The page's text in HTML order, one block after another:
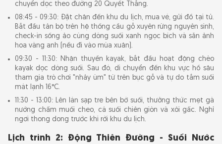
chuyển dọc theo đường 20 Quyết Thắng.
08:45 - 09:30: Đặt chân đến khu du lịch, mua vé, gửi đồ tại tủ.
Bắt đầu tản bộ trên hệ thống cầu gỗ xuyên rừng nguyên sinh,
check-in sống ảo cùng dòng suối xanh ngọc bích và săn ảnh
hoa vàng anh (nếu đi vào mùa xuân).
09:30 - 11:30: Nhận thuyền kayak, bắt đầu hoạt động chèo
kayak dọc dòng suối. Sau đó, di chuyển đến khu vực hồ sâu
tham gia trò chơi "nhảy ùm" từ trên bục gỗ và tự do tắm suối
mát lạnh 16°C.
11:30 - 13:00: Lên lán sạp tre bên bờ suối, thưởng thức mẹt gà
nướng chấm muối cheo, cá suối chiên giòn và xôi gấc. Nghỉ
ngơi thong dong trước khi rời khu du lịch.
Lịch trình 2: Động Thiên Đường - Suối Nước